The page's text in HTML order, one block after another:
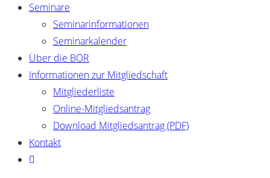
Seminare
Seminarinformationen
Seminarkalender
Über die BÖR
Informationen zur Mitgliedschaft
Mitgliederliste
Online-Mitgliedsantrag
Download Mitgliedsantrag (PDF)
Kontakt
Website-